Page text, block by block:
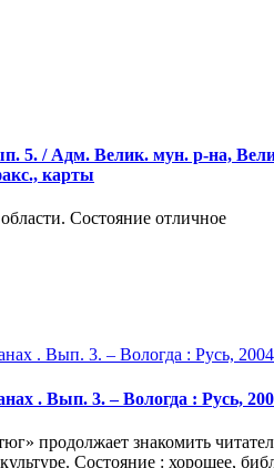
5. / Адм. Велик. мун. р-на,
карты
Состояние отличное
. Вып. 3. – Вологда : Русь,
продолжает знакомить
Состояние : хорошее,